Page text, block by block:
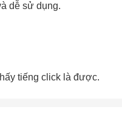
dễ sử dụng.
tiếng click là được.
nào.